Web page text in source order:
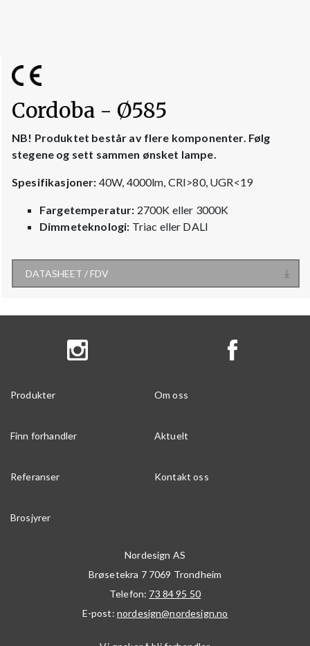
Cordoba - Ø585
NB! Produktet består av flere komponenter. Følg
stegene og sett sammen ønsket lampe.
Spesifikasjoner: 40W, 4000lm, CRI>80, UGR<19
Fargetemperatur: 2700K eller 3000K
Dimmeteknologi: Triac eller DALI
DATASHEET / FDV
Produkter Om oss
Finn forhandler Aktuelt
Referanser Kontakt oss
Brosjyrer
Nordesign AS
Brøsetekra 7 7069 Trondheim
Telefon: 73 84 95 50
E-post: nordesign@nordesign.no